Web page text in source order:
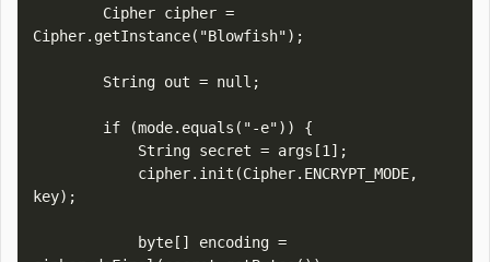
Cipher.getInstance("Blowfish");
key);